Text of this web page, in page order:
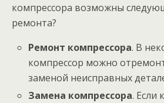
компрессора возможны
ремонта?
Ремонт компрессора. В
компрессор можно
заменой неисправных
Замена компрессора. Если